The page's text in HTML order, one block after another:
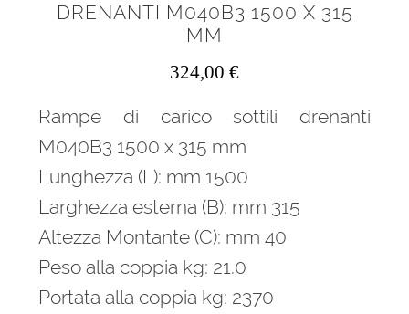
DRENANTI M040B3 1500 X 315
MM
324,00 €
Rampe di carico sottili drenanti
M040B3 1500 x 315 mm
Lunghezza (L): mm 1500
Larghezza esterna (B): mm 315
Altezza Montante (C): mm 40
Peso alla coppia kg: 21.0
Portata alla coppia kg: 2370